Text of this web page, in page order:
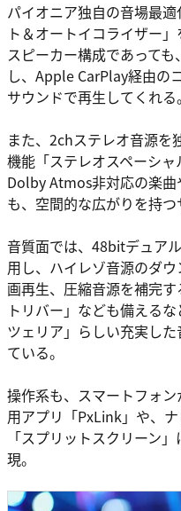
パイオニア独自の音場最
ト＆オートイコライザー
スピーカー構成であって
し、Apple CarPlay経由の
サウンドで再生してくれる。
また、2chステレオ音源を
機能「ステレオスペーシャ
Dolby Atmos非対応の楽
も、空間的な広がりを持つ
音質面では、48bitデュア
用し、ハイレゾ音源のダ
画再生、圧縮音源を補完
トリバー」なども備える
ツェリア」らしい充実し
ている。
操作系も、スマートフォ
用アプリ「PxLink」や、
「スプリットスクリーン
現。